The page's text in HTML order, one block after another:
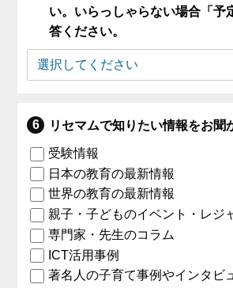
い。いらっしゃらない場合「予
答ください。
リセマムで知りたい情報をお聞
受験情報
日本の教育の最新情報
世界の教育の最新情報
親子・子どものイベント・レジ
専門家・先生のコラム
ICT活用事例
著名人の子育て事例やインタビ